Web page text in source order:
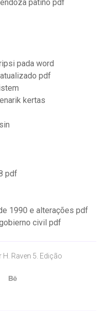
patiño pdf
pada word
pdf
kertas
pdf
1990 e alterações pdf
civil pdf
H. Raven 5. Edição